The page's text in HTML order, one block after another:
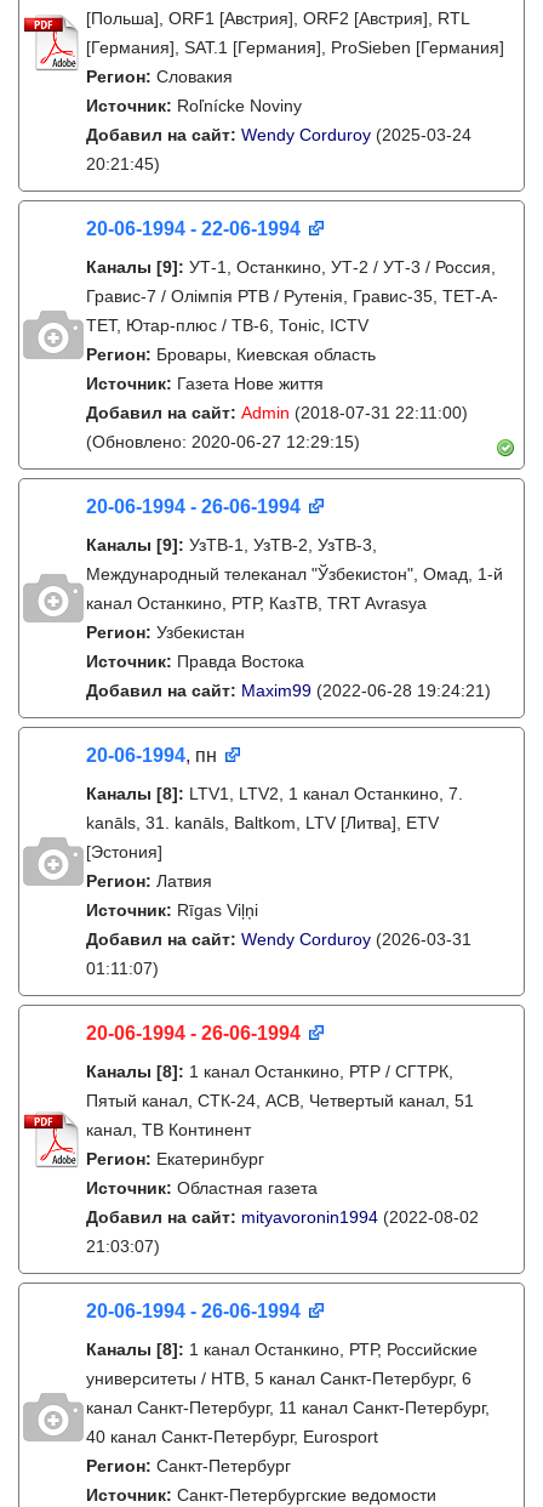
[Польша], ORF1 [Австрия], ORF2 [Австрия], RTL
[Германия], SAT.1 [Германия], ProSieben [Германия]
Регион: Словакия
Источник: Roľnícke Noviny
Добавил на сайт: Wendy Corduroy (2025-03-24
20:21:45)
20-06-1994 - 22-06-1994
Каналы [9]: УТ-1, Останкино, УТ-2 / УТ-3 / Россия,
Гравис-7 / Олімпія РТВ / Рутенія, Гравис-35, ТЕТ-А-
ТЕТ, Ютар-плюс / ТВ-6, Тонiс, ICTV
Регион: Бровары, Киевская область
Источник: Газета Нове життя
Добавил на сайт: Admin (2018-07-31 22:11:00)
(Обновлено: 2020-06-27 12:29:15)
20-06-1994 - 26-06-1994
Каналы [9]: УзТВ-1, УзТВ-2, УзТВ-3,
Международный телеканал "Ўзбекистон", Омад, 1-й
канал Останкино, РТР, КазТВ, TRT Avrasya
Регион: Узбекистан
Источник: Правда Востока
Добавил на сайт: Maxim99 (2022-06-28 19:24:21)
20-06-1994, пн
Каналы [8]: LTV1, LTV2, 1 канал Останкино, 7.
kanāls, 31. kanāls, Baltkom, LTV [Литва], ETV
[Эстония]
Регион: Латвия
Источник: Rīgas Viļņi
Добавил на сайт: Wendy Corduroy (2026-03-31
01:11:07)
20-06-1994 - 26-06-1994
Каналы [8]: 1 канал Останкино, РТР / СГТРК,
Пятый канал, СТК-24, АСВ, Четвертый канал, 51
канал, ТВ Континент
Регион: Екатеринбург
Источник: Областная газета
Добавил на сайт: mityavoronin1994 (2022-08-02
21:03:07)
20-06-1994 - 26-06-1994
Каналы [8]: 1 канал Останкино, РТР, Российские
университеты / НТВ, 5 канал Санкт-Петербург, 6
канал Санкт-Петербург, 11 канал Санкт-Петербург,
40 канал Санкт-Петербург, Eurosport
Регион: Санкт-Петербург
Источник: Санкт-Петербургские ведомости